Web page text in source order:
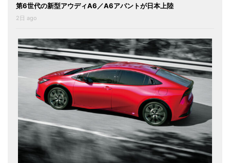
第6世代の新型アウディA6／A6アバントが日本上陸
2日 ago